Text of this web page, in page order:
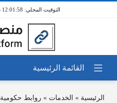
12:01:58 ص / 9 أغسطس 2026
الرئيسية » الخدمات » روابط حكومية